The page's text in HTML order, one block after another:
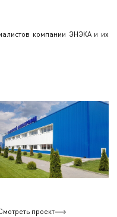
компании ЭНЭКА и их
проект